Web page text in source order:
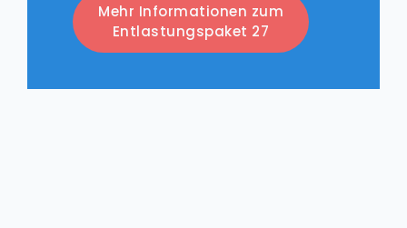
Mehr Informationen zum
Entlastungspaket 27